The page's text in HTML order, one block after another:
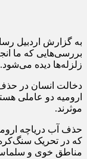
به گزارش اردبیل
بررسی‌هایی که ما
زلزله‌ها دیده می‌شود.
دخالت انسان در
ارومیه دو عاملی
موثرند.
حذف آب دریاچه
که در تحریک سنگ‌کره
مناطق خوی و سلماس